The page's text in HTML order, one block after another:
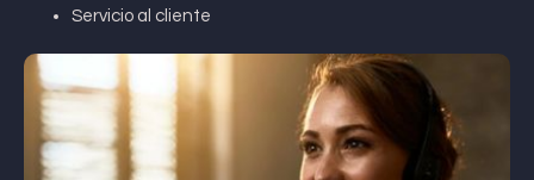
Servicio al cliente